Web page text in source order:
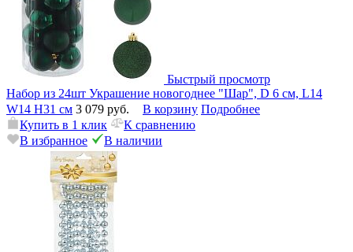
Быстрый просмотр
Набор из 24шт Украшение новогоднее "Шар", D 6 см, L14
W14 H31 см 3 079 руб. В корзину Подробнее
Купить в 1 клик
К сравнению
В избранное
В наличии